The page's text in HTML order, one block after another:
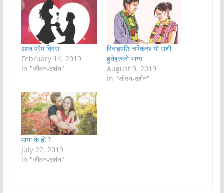
आज प्रेम दिवस
February 14, 2019
In "जीवन-दर्शन"
विवाहपछि चम्किन्छ यो राशी
हुनेहरुको भाग्य
August 9, 2019
In "जीवन-दर्शन"
माया के हो ?
July 22, 2019
In "जीवन-दर्शन"